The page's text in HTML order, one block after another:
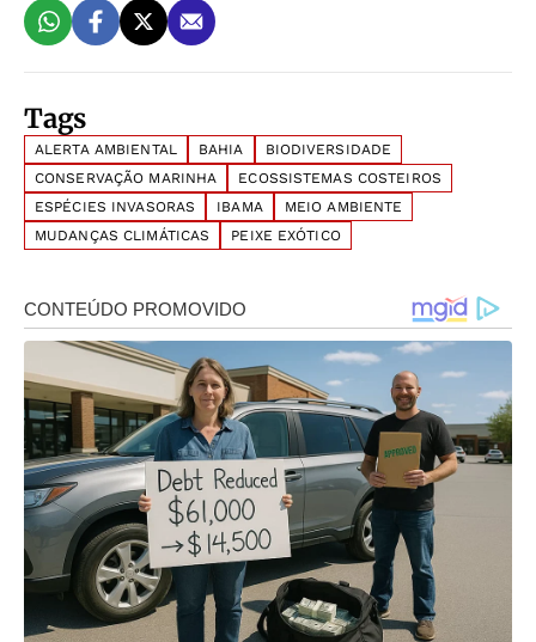
Tags
ALERTA AMBIENTAL BAHIA
BIODIVERSIDADE
CONSERVAÇÃO MARINHA
ECOSSISTEMAS COSTEIROS
ESPÉCIES INVASORAS
IBAMA
MEIO AMBIENTE
MUDANÇAS CLIMÁTICAS
PEIXE EXÓTICO